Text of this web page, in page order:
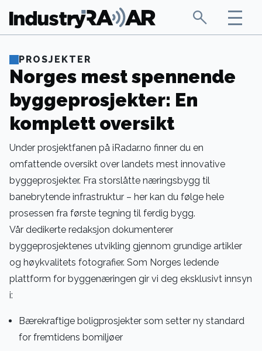
PROSJEKTER
Norges mest spennende
byggeprosjekter: En
komplett oversikt
Under prosjektfanen på iRadar.no finner du en
omfattende oversikt over landets mest innovative
byggeprosjekter. Fra storslåtte næringsbygg til
banebrytende infrastruktur – her kan du følge hele
prosessen fra første tegning til ferdig bygg.
Vår dedikerte redaksjon dokumenterer
byggeprosjektenes utvikling gjennom grundige artikler
og høykvalitets fotografier. Som Norges ledende
plattform for byggenæringen gir vi deg eksklusivt innsyn
i:
Bærekraftige boligprosjekter som setter ny standard
for fremtidens bomiljøer